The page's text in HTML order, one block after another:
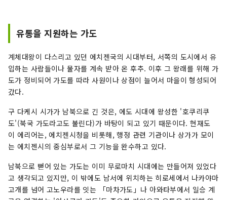
나 여기에서 사는 사람들 중에 인류가 다음 1000년
에 종사해 나가고 싶은 보편의 지혜가 숨쉬고 있습
니다. 지금 이 땅에서, 국경이나 시공간을 넘어 교
류하는 것으로 태어나는 미래가 있습니다. 빛을 찾
는 새로운 탐구 여행. 환영합니다, 에치젠에.
유통을 지원하는 가도
계체대왕이 다스리고 있던 에치젠국의 시대부터, 서쪽의 도시에서 유
입하는 사람들이나 물자를 계속 받아 온 후추. 이후 그 왕래를 위해 가
도가 정비되어 가도를 따라 사원이나 상점이 늘어서 마을이 형성되어
갔다.
구 다케시 시가가 남북으로 긴 것은, 에도 시대에 왕성한 '호쿠리쿠
도'(북국 가도라고도 불린다)가 바탕이 되고 있기 때문이다. 현재도
이 에리어는, 에치젠시청을 비롯해, 행정 관련 기관이나 상가가 모이
는 에치젠시의 중심부로서 그 기능을 완수하고 있다.
남북으로 뻗어 있는 가도는 이미 무로마치 시대에는 만들어져 있었다
고 생각되고 있지만, 이 밖에도 남서에 위치하는 히로세에서 나카야마
고개를 넘어 고노우라를 잇는 「마차가도」나 아와타부에서 일승 계